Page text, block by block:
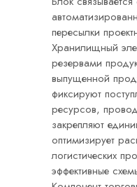
пересылки
Хранилищный
резервами
выпущенной
фиксируют
ресурсов,
закрепляют
оптимизирует
логистических
эффективные